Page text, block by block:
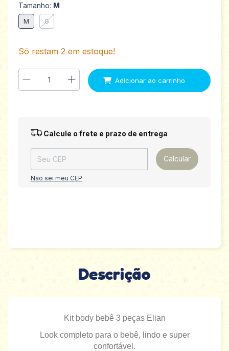
Tamanho: M
M G
Só restam 2 em estoque!
Entregas para o CEP: Alterar CEP
Calcule o frete e prazo de entrega
Calcular
Não sei meu CEP
Descrição
Kit body bebê 3 peças Elian
Look completo para o bebê, lindo e super
confortável.